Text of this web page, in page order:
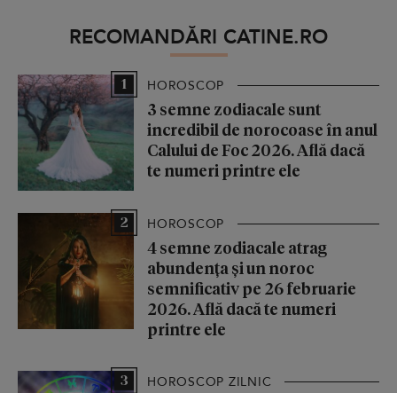
RECOMANDĂRI CATINE.RO
1 HOROSCOP
3 semne zodiacale sunt
incredibil de norocoase în anul
Calului de Foc 2026. Află dacă
te numeri printre ele
2 HOROSCOP
4 semne zodiacale atrag
abundența și un noroc
semnificativ pe 26 februarie
2026. Află dacă te numeri
printre ele
3 HOROSCOP ZILNIC